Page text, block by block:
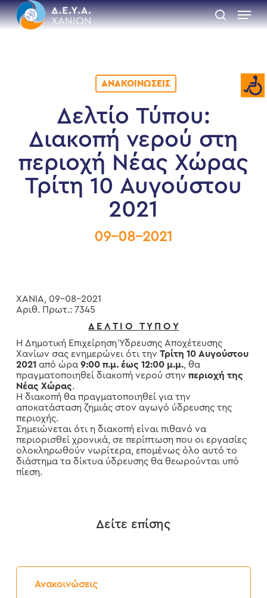
Skip
to
main
search
Menu
ΑΝΑΚΟΙΝΏΣΕΙΣ
Δελτίο Τύπου:
Διακοπή νερού στη
περιοχή Νέας Χώρας
Τρίτη 10 Αυγούστου
2021
09-08-2021
ΧΑΝΙΑ, 09-08-2021
Αριθ. Πρωτ.: 7345
Δ Ε Λ Τ Ι Ο Τ Υ Π Ο Υ
Η Δημοτική Επιχείρηση Ύδρευσης Αποχέτευσης
Χανίων σας ενημερώνει ότι την Τρίτη 10 Αυγούστου
2021 από ώρα 9:00 π.μ. έως 12:00 μ.μ., θα
πραγματοποιηθεί διακοπή νερού στην περιοχή της
Νέας Χώρας.
Η διακοπή θα πραγματοποιηθεί για την
αποκατάσταση ζημιάς στον αγωγό ύδρευσης της
περιοχής.
Σημειώνεται ότι η διακοπή είναι πιθανό να
περιορισθεί χρονικά, σε περίπτωση που οι εργασίες
ολοκληρωθούν νωρίτερα, επομένως όλο αυτό το
διάστημα τα δίκτυα ύδρευσης θα θεωρούνται υπό
πίεση.
Δείτε επίσης
Ανακοινώσεις
Δελτίο
Τύπου: